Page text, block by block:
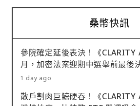
桑幣快訊
參院確定延後表決！《
月，加密法案迎期中選舉前最後
1 day ago
散戶割肉巨鯨硬吞！《